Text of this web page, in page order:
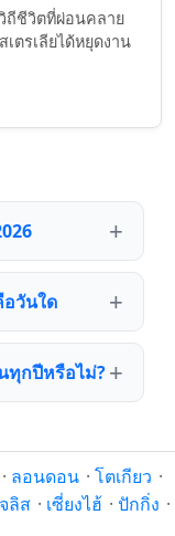
ถีชีวิตที่ผ่อนคลาย
ตรเลียได้หยุดงาน
วันใด
ทุกปีหรือไม่?
· ลอนดอน · โตเกียว ·
ลิส · เซี่ยงไฮ้ · ปักกิ่ง ·